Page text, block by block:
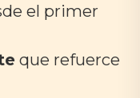
el primer
que refuerce